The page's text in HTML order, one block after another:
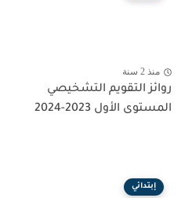
منذ 2 سنة
روائز التقويم التشخيصي
المستوى الأول 2023-2024
إبتدائي